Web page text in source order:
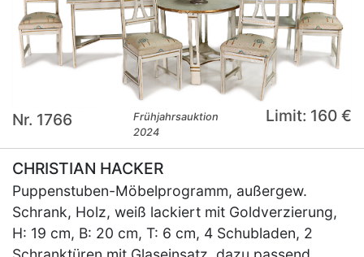
Nr. 1766
Frühjahrsauktion
2024
Limit: 160 €
CHRISTIAN HACKER
Puppenstuben-Möbelprogramm, außergew.
Schrank, Holz, weiß lackiert mit Goldverzierung,
H: 19 cm, B: 20 cm, T: 6 cm, 4 Schubladen, 2